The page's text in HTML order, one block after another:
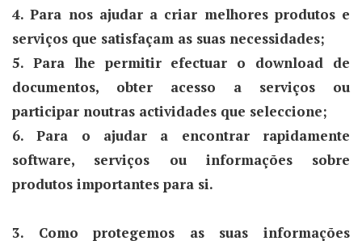
4. Para nos ajudar a criar melhores produtos e
serviços que satisfaçam as suas necessidades;
5. Para lhe permitir efectuar o download de
documentos, obter acesso a serviços ou
participar noutras actividades que seleccione;
6. Para o ajudar a encontrar rapidamente
software, serviços ou informações sobre
produtos importantes para si.
3. Como protegemos as suas informações